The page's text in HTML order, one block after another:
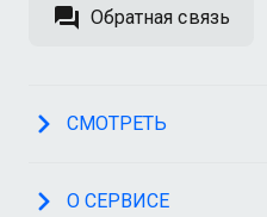
Обратная связь
СМОТРЕТЬ
О СЕРВИСЕ